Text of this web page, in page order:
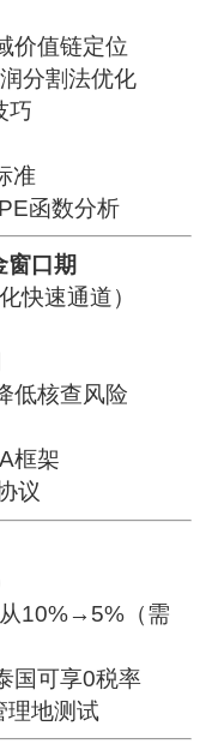
价值链定位
分割法优化
巧
准
函数分析
窗口期
快速通道）
低核查风险
框架
议
10%→5%（需
国可享0税率
理地测试